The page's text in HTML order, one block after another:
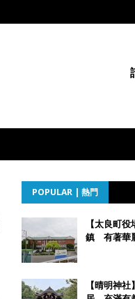
POPULAR | 熱門
【太良町
鎮 有著華
【晴明神